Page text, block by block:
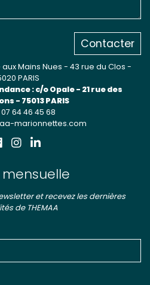
Contacter
Mains Nues - 43 rue du Clos -
PARIS
: c/o Opale - 21 rue des
- 75013 PARIS
64 46 45 68
marionnettes.com
et recevez les dernières
de THEMAA